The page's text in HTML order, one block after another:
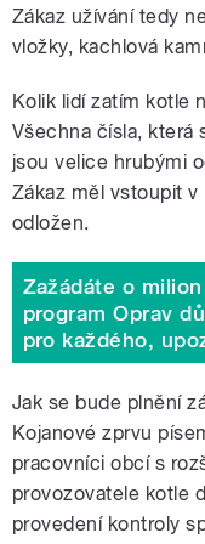
Zákaz užívání tedy
vložky, kachlová
Kolik lidí zatím kotle
Všechna čísla, která
jsou velice hrubými
Zákaz měl vstoupit
odložen.
Zažádáte o
program Oprav
pro každého,
Jak se bude plnění
Kojanové zprvu
pracovníci obcí s
provozovatele kotle
provedení kontroly